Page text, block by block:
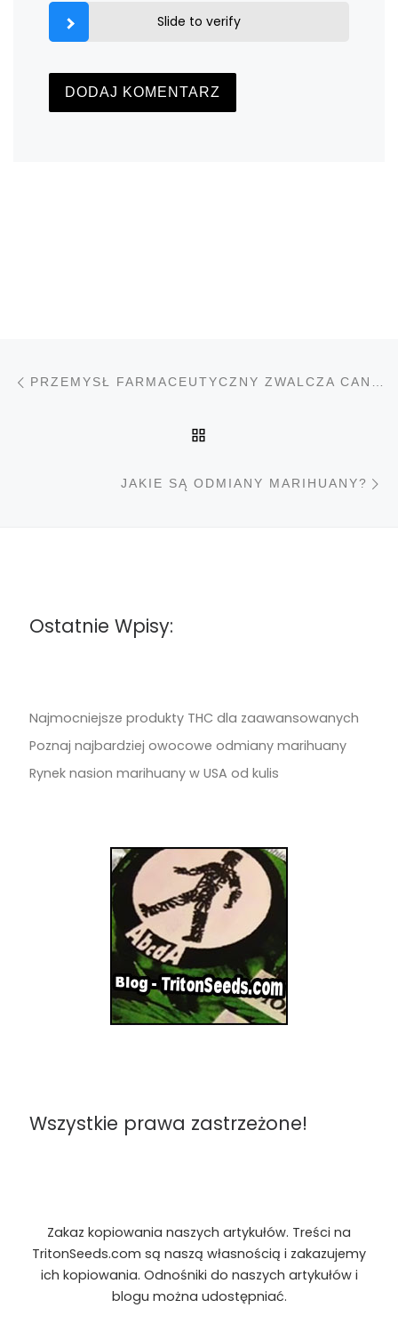
Slide to verify
Nawigacja wpisu PRZEMYSŁ FARMACEUTYCZNY ZWALCZA CANNABIS
JAKIE SĄ ODMIANY MARIHUANY?
Ostatnie Wpisy:
Najmocniejsze produkty THC dla zaawansowanych
Poznaj najbardziej owocowe odmiany marihuany
Rynek nasion marihuany w USA od kulis
Wszystkie prawa zastrzeżone!
Zakaz kopiowania naszych artykułów. Treści na
TritonSeeds.com są naszą własnością i zakazujemy
ich kopiowania. Odnośniki do naszych artykułów i
blogu można udostępniać.